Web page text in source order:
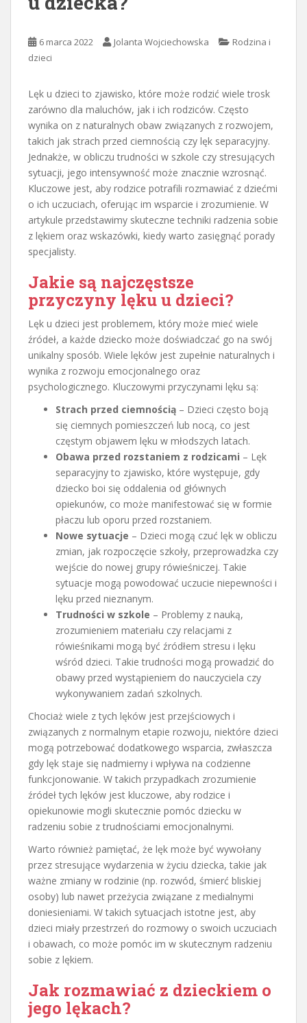
6 marca 2022 Jolanta Wojciechowska
Rodzina i
dzieci
Lęk u dzieci to zjawisko, które może rodzić wiele trosk
zarówno dla maluchów, jak i ich rodziców. Często
wynika on z naturalnych obaw związanych z rozwojem,
takich jak strach przed ciemnością czy lęk separacyjny.
Jednakże, w obliczu trudności w szkole czy stresujących
sytuacji, jego intensywność może znacznie wzrosnąć.
Kluczowe jest, aby rodzice potrafili rozmawiać z dziećmi
o ich uczuciach, oferując im wsparcie i zrozumienie. W
artykule przedstawimy skuteczne techniki radzenia sobie
z lękiem oraz wskazówki, kiedy warto zasięgnąć porady
specjalisty.
Jakie są najczęstsze
przyczyny lęku u dzieci?
Lęk u dzieci jest problemem, który może mieć wiele
źródeł, a każde dziecko może doświadczać go na swój
unikalny sposób. Wiele lęków jest zupełnie naturalnych i
wynika z rozwoju emocjonalnego oraz
psychologicznego. Kluczowymi przyczynami lęku są:
Strach przed ciemnością – Dzieci często boją
się ciemnych pomieszczeń lub nocą, co jest
częstym objawem lęku w młodszych latach.
Obawa przed rozstaniem z rodzicami – Lęk
separacyjny to zjawisko, które występuje, gdy
dziecko boi się oddalenia od głównych
opiekunów, co może manifestować się w formie
płaczu lub oporu przed rozstaniem.
Nowe sytuacje – Dzieci mogą czuć lęk w obliczu
zmian, jak rozpoczęcie szkoły, przeprowadzka czy
wejście do nowej grupy rówieśniczej. Takie
sytuacje mogą powodować uczucie niepewności i
lęku przed nieznanym.
Trudności w szkole – Problemy z nauką,
zrozumieniem materiału czy relacjami z
rówieśnikami mogą być źródłem stresu i lęku
wśród dzieci. Takie trudności mogą prowadzić do
obawy przed wystąpieniem do nauczyciela czy
wykonywaniem zadań szkolnych.
Chociaż wiele z tych lęków jest przejściowych i
związanych z normalnym etapie rozwoju, niektóre dzieci
mogą potrzebować dodatkowego wsparcia, zwłaszcza
gdy lęk staje się nadmierny i wpływa na codzienne
funkcjonowanie. W takich przypadkach zrozumienie
źródeł tych lęków jest kluczowe, aby rodzice i
opiekunowie mogli skutecznie pomóc dziecku w
radzeniu sobie z trudnościami emocjonalnymi.
Warto również pamiętać, że lęk może być wywołany
przez stresujące wydarzenia w życiu dziecka, takie jak
ważne zmiany w rodzinie (np. rozwód, śmierć bliskiej
osoby) lub nawet przeżycia związane z medialnymi
doniesieniami. W takich sytuacjach istotne jest, aby
dzieci miały przestrzeń do rozmowy o swoich uczuciach
i obawach, co może pomóc im w skutecznym radzeniu
sobie z lękiem.
Jak rozmawiać z dzieckiem o
jego lękach?